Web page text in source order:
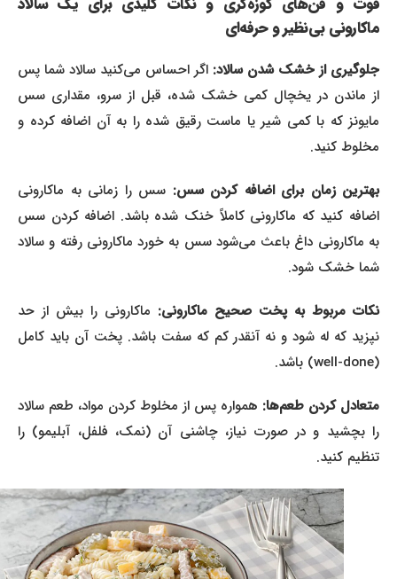
ماکارونی بی‌نظیر و حرفه‌ای
جلوگیری از خشک شدن سالاد:اگر احساس می‌کنید سالاد شما پس
از ماندن در یخچال کمی خشک شده، قبل از سرو، مقداری سس
مایونز که با کمی شیر یا ماست رقیق شده را به آن اضافه کرده و
مخلوط کنید.
بهترین زمان برای اضافه کردن سس:سس را زمانی به ماکارونی
اضافه کنید که ماکارونی کاملاً خنک شده باشد. اضافه کردن سس
به ماکارونی داغ باعث می‌شود سس به خورد ماکارونی رفته و سالاد
شما خشک شود.
نکات مربوط به پخت صحیح ماکارونی:ماکارونی را بیش از حد
نپزید که له شود و نه آنقدر کم که سفت باشد. پخت آن باید کامل
متعادل کردن طعم‌ها:همواره پس از مخلوط کردن مواد، طعم سالاد
را بچشید و در صورت نیاز، چاشنی آن (نمک، فلفل، آبلیمو) را
تنظیم کنید.